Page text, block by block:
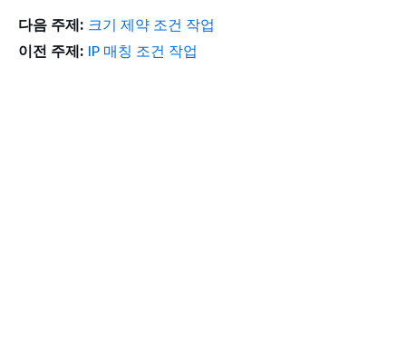
다음 주제: 크기 제약 조건 작업
이전 주제: IP 매칭 조건 작업